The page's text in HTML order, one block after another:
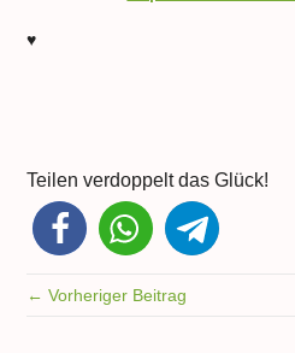
♥
Teilen verdoppelt das Glück!
← Vorheriger Beitrag